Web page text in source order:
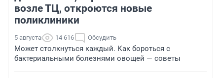
возле ТЦ, откроются новые
поликлиники
5 августа 14 616 Обсудить
Может столкнуться каждый. Как бороться с
бактериальными болезнями овощей — советы